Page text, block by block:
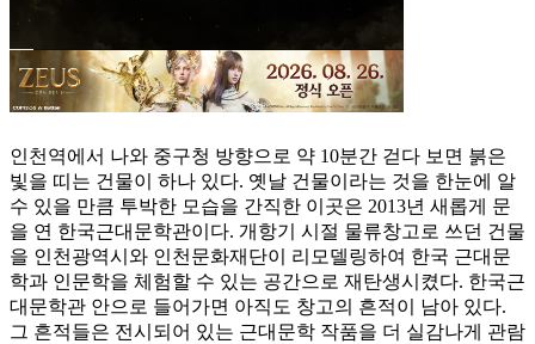
인천역에서 나와 중구청 방향으로 약 10분간 걷다 보면 붉은
빛을 띠는 건물이 하나 있다. 옛날 건물이라는 것을 한눈에 알
수 있을 만큼 투박한 모습을 간직한 이곳은 2013년 새롭게 문
을 연 한국근대문학관이다. 개항기 시절 물류창고로 쓰던 건물
을 인천광역시와 인천문화재단이 리모델링하여 한국 근대문
학과 인문학을 체험할 수 있는 공간으로 재탄생시켰다. 한국근
대문학관 안으로 들어가면 아직도 창고의 흔적이 남아 있다.
그 흔적들은 전시되어 있는 근대문학 작품을 더 실감나게 관람